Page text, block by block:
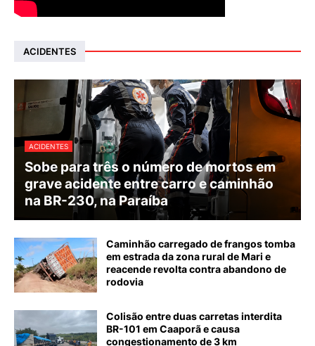
ACIDENTES
ACIDENTES
Sobe para três o número de mortos em
grave acidente entre carro e caminhão
na BR-230, na Paraíba
Caminhão carregado de frangos tomba
em estrada da zona rural de Mari e
reacende revolta contra abandono de
rodovia
Colisão entre duas carretas interdita
BR-101 em Caaporã e causa
congestionamento de 3 km